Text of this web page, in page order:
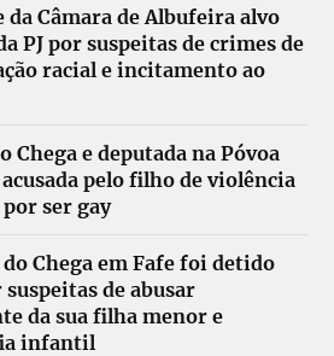
da Câmara de Albufeira alvo
PJ por suspeitas de crimes de
racial e incitamento ao
Chega e deputada na Póvoa
pelo filho de violência
ser gay
Chega em Fafe foi detido
suspeitas de abusar
da sua filha menor e
infantil